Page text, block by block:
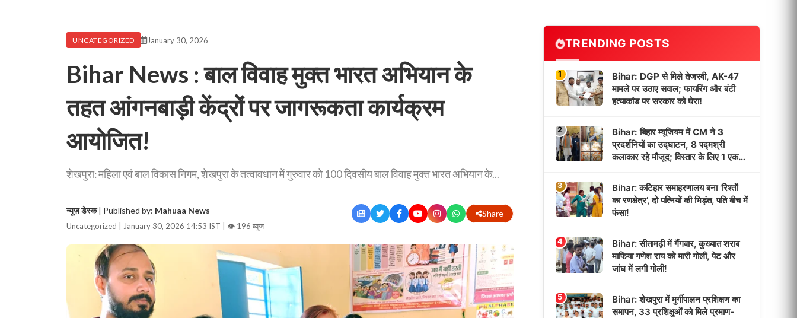
UNCATEGORIZED January 30, 2026
Bihar News : बाल विवाह मुक्त भारत अभियान के
तहत आंगनबाड़ी केंद्रों पर जागरूकता कार्यक्रम
आयोजित!
शेखपुरा: महिला एवं बाल विकास निगम, शेखपुरा के तत्वावधान में गुरुवार को 100 दिवसीय बाल विवाह मुक्त भारत अभियान के...
न्यूज़ डेस्क| Published by: Mahuaa News
Uncategorized | January 30, 2026 14:53 IST | 👁 196 व्यूज
Share
TRENDING POSTS
1
Bihar: DGP से मिले तेजस्वी, AK-47
मामले पर उठाए सवाल; फायरिंग और बंटी
हत्याकांड पर सरकार को घेरा!
2
Bihar: बिहार म्यूजियम में CM ने 3
प्रदर्शनियों का उद्घाटन, 8 पद्मश्री
कलाकार रहे मौजूद; विस्तार के लिए 1 एकड़
3
Bihar: कटिहार समाहरणालय बना ‘रिश्तों
का रणक्षेत्र’, दो पत्नियों की भिड़ंत, पति बीच में
फंसा!
4
Bihar: सीतामढ़ी में गैंगवार, कुख्यात शराब
माफिया गणेश राय को मारी गोली, पेट और
जांघ में लगी गोली!
5
Bihar: शेखपुरा में मुर्गीपालन प्रशिक्षण का
समापन, 33 प्रशिक्षुओं को मिले प्रमाण-